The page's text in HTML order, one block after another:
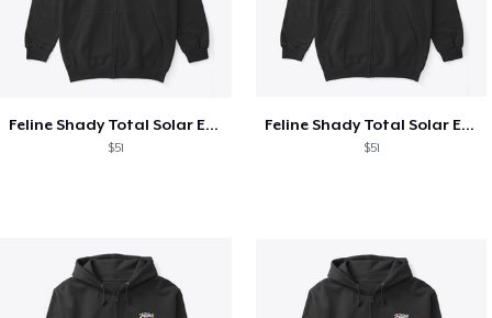
Feline Shady Total Solar Eclipse Texas
$51
Feline Shady Total Solar Eclipse Tijuana
$51